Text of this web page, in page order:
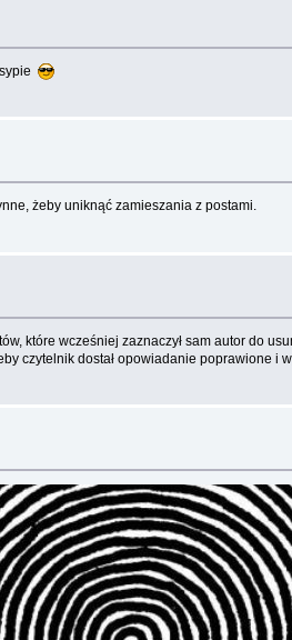
żeby uniknąć zamieszania z postami.
które wcześniej zaznaczył sam autor do
czytelnik dostał opowiadanie poprawione i